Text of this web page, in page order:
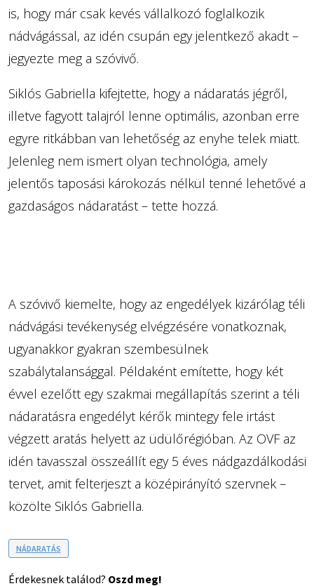
is, hogy már csak kevés vállalkozó foglalkozik
nádvágással, az idén csupán egy jelentkező akadt –
jegyezte meg a szóvivő.
Siklós Gabriella kifejtette, hogy a nádaratás jégről,
illetve fagyott talajról lenne optimális, azonban erre
egyre ritkábban van lehetőség az enyhe telek miatt.
Jelenleg nem ismert olyan technológia, amely
jelentős taposási károkozás nélkül tenné lehetővé a
gazdaságos nádaratást – tette hozzá.
A szóvivő kiemelte, hogy az engedélyek kizárólag téli
nádvágási tevékenység elvégzésére vonatkoznak,
ugyanakkor gyakran szembesülnek
szabálytalansággal. Példaként emítette, hogy két
évvel ezelőtt egy szakmai megállapítás szerint a téli
nádaratásra engedélyt kérők mintegy fele irtást
végzett aratás helyett az üdülőrégióban. Az OVF az
idén tavasszal összeállít egy 5 éves nádgazdálkodási
tervet, amit felterjeszt a középirányító szervnek –
közölte Siklós Gabriella.
NÁDARATÁS
Érdekesnek találod? Oszd meg!